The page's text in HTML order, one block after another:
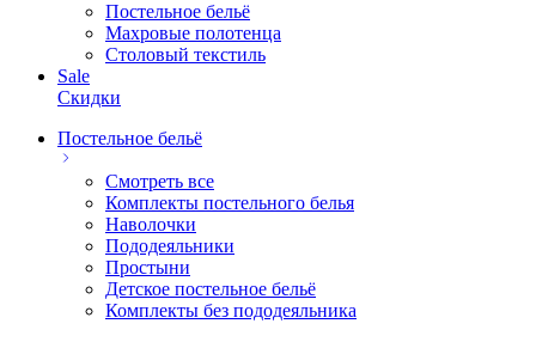
Постельное бельё
Махровые полотенца
Столовый текстиль
Sale
Скидки
Постельное бельё
Смотреть все
Комплекты постельного белья
Наволочки
Пододеяльники
Простыни
Детское постельное бельё
Комплекты без пододеяльника